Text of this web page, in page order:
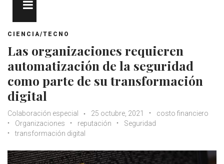
CIENCIA/TECNO
Las organizaciones requieren
automatización de la seguridad
como parte de su transformación
digital
Colaboración especial 25 octubre, 2021
costo financiero
Organizaciones
reputación
Seguridad
transformación digital